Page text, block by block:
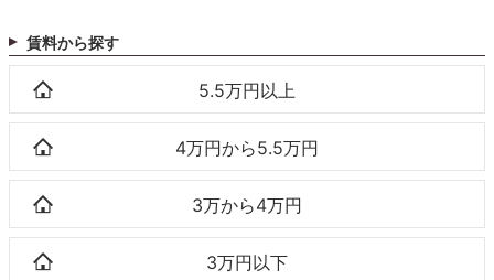
賃料から探す
5.5万円以上
4万円から5.5万円
3万から4万円
3万円以下